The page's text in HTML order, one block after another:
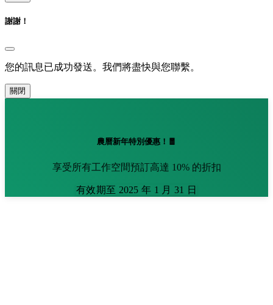
謝謝！
您的訊息已成功發送。我們將盡快與您聯繫。
關閉
農曆新年特別優惠！🧧
享受所有工作空間預訂高達 10% 的折扣
有效期至 2025 年 1 月 31 日